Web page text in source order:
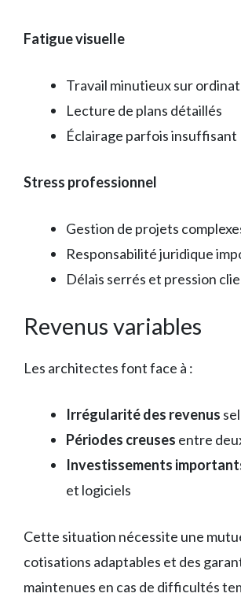
Fatigue visuelle
Travail minutieux sur
Lecture de plans détaillés
Éclairage parfois insuffisant
Stress professionnel
Gestion de projets
Responsabilité juridique
Délais serrés et pression
Revenus variables
Les architectes font face à :
Irrégularité des revenus
Périodes creuses entre
Investissements
et logiciels
Cette situation nécessite une
cotisations adaptables et des
maintenues en cas de difficultés